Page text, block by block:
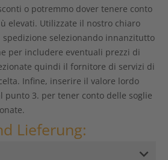
o potremmo dover tenere conto
elevati. Utilizzate il nostro chiaro
spedizione selezionando innanzitutto
per includere eventuali prezzi di
quindi il fornitore di servizi di
Infine, inserire il valore lordo
punto 3. per tener conto delle soglie
Lieferung: